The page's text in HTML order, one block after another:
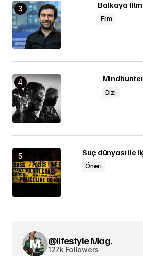
Balkaya
Film
Dizi
Suç dünyası ile
Öneri
@lifestyle Mag.
127k Followers